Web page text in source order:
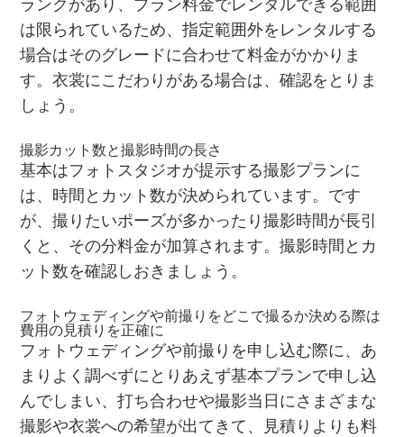
ランクがあり、プラン料金でレンタルできる範囲
は限られているため、指定範囲外をレンタルする
場合はそのグレードに合わせて料金がかかりま
す。衣裳にこだわりがある場合は、確認をとりま
しょう。
撮影カット数と撮影時間の長さ
基本はフォトスタジオが提示する撮影プランに
は、時間とカット数が決められています。です
が、撮りたいポーズが多かったり撮影時間が長引
くと、その分料金が加算されます。撮影時間とカ
ット数を確認しおきましょう。
フォトウェディングや前撮りをどこで撮るか決める際は
費用の見積りを正確に
フォトウェディングや前撮りを申し込む際に、あ
まりよく調べずにとりあえず基本プランで申し込
んでしまい、打ち合わせや撮影当日にさまざまな
撮影や衣裳への希望が出てきて、見積りよりも料